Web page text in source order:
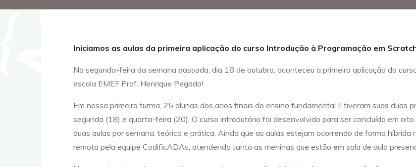
Iniciamos as aulas da primeira aplicação do curso Introdução à Programação em
Na segunda-feira da semana passada, dia 18 de outubro, aconteceu a primeira aplicação do
escola EMEF Prof. Henrique Pegado!
Em nossa primeira turma, 25 alunas dos anos finais do ensino fundamental II tiveram suas duas
segunda (18) e quarta-feira (20). O curso introdutório foi desenvolvido para ser concluído em
duas aulas por semana, teórica e prática. Ainda que as aulas estejam ocorrendo de forma híbrida
remota pela equipe CodificADAs, atendendo tanto as meninas que estão em sala de aula